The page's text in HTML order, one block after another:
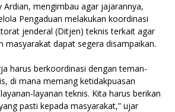
mengimbau agar jajarannya,
Pengaduan melakukan koordinasi
jenderal (Ditjen) teknis terkait agar
masyarakat dapat segera disampaikan.
harus berkoordinasi dengan teman-
di mana memang ketidakpuasan
layanan teknis. Kita harus berikan
pasti kepada masyarakat,” ujar